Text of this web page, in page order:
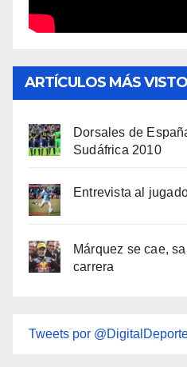
ARTÍCULOS MÁS
Dorsales de
Sudáfrica 2010
Entrevista al
Márquez se cae,
carrera
Tweets por